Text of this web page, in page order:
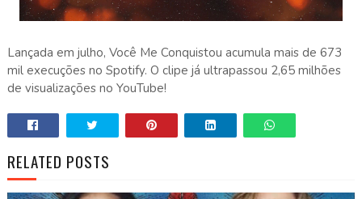
Lançada em julho, Você Me Conquistou acumula mais de 673
mil execuções no Spotify. O clipe já ultrapassou 2,65 milhões
de visualizações no YouTube!
RELATED POSTS